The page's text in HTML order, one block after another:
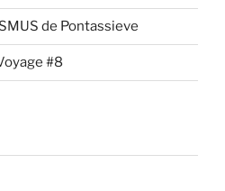
de Pontassieve
#8